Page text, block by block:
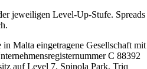
jeweiligen Level-Up-Stufe. Spreads
Malta eingetragene Gesellschaft mit
C 88392
auf Level 7, Spinola Park, Triq